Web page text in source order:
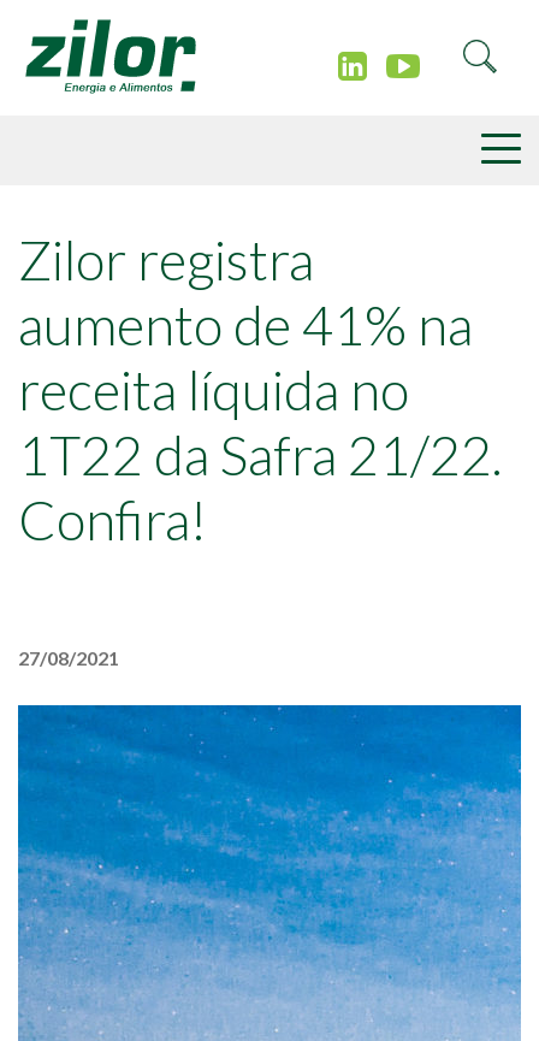
Zilor registra
aumento de 41% na
receita líquida no
1T22 da Safra 21/22.
Confira!
27/08/2021